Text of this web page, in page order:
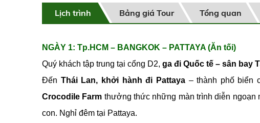
Lịch trình Bảng giá Tour Tổng quan
NGÀY 1: Tp.HCM – BANGKOK – PATTAYA (Ăn tối)
Quý khách tập trung tại cổng D2, ga đi Quốc tế – sân bay
Đến Thái Lan, khởi hành đi Pattaya– thành phố biển
Crocodile Farm thưởng thức những màn trình diễn
con. Nghỉ đêm tại Pattaya.